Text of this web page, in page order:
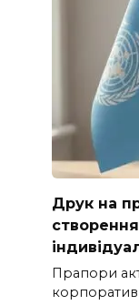
Друк на
Прапори